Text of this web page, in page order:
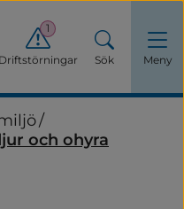
Driftstörningar
1
Sök Meny
/
och ohyra